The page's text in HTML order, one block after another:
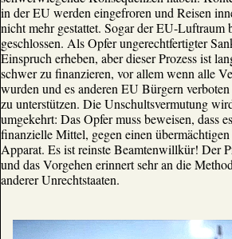
in der EU werden eingefroren und Reisen
nicht mehr gestattet. Sogar der EU-
geschlossen. Als Opfer ungerechtfertigter
Einspruch erheben, aber dieser Prozess ist
schwer zu finanzieren, vor allem wenn alle
wurden und es anderen EU Bürgern
zu unterstützen. Die Unschultsvermutung
umgekehrt: Das Opfer muss beweisen, dass
finanzielle Mittel, gegen einen
Apparat. Es ist reinste Beamtenwillkür! Der
und das Vorgehen erinnert sehr an die
anderer Unrechtstaaten.